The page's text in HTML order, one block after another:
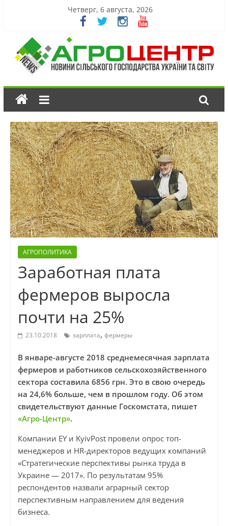
Четверг, 6 августа, 2026
АГРОПОЛИТИКА
Заработная плата
фермеров выросла
почти на 25%
23.10.2018 зарплата, фермеры
В январе-августе 2018 среднемесячная зарплата
фермеров и работников сельскохозяйственного
сектора составила 6856 грн. Это в свою очередь
на 24,6% больше, чем в прошлом году. Об этом
свидетельствуют данные Госкомстата, пишет
«Агро-Центр».
Компании EY и KyivPost провели опрос топ-
менеджеров и HR-директоров ведущих компаний
«Стратегические перспективы рынка труда в
Украине — 2017». По результатам 95%
респондентов назвали аграрный сектор
перспективным направлением для ведения
бизнеса.